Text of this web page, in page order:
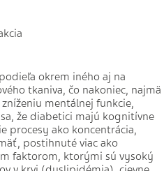
okrem iného aj na
tkaniva, čo nakoniec, najmä
mentálnej funkcie,
že diabetici majú kognitívne
procesy ako koncentrácia,
postihnuté viac ako
faktorom, ktorými sú vysoký